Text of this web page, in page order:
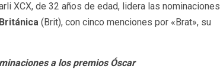
XCX, de 32 años de edad, lidera las nominaciones
(Brit), con cinco menciones por «Brat», su
a los premios Óscar